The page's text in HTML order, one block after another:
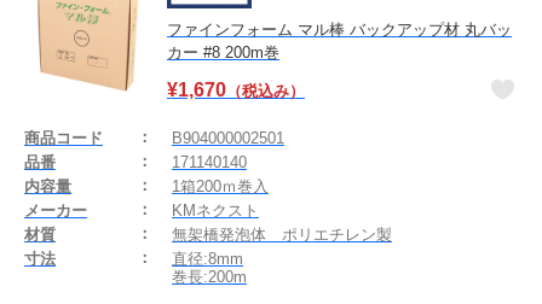
ファインフォーム マル棒 バックアップ材 丸バッ
カー #8 200m巻
¥1,670 （税込み）
商品コード
B904000002501
品番
171140140
内容量
1箱200ｍ巻入
メーカー
KMネクスト
材質
無架橋発泡体 ポリエチレン製
寸法
直径:8mm
巻長:200m